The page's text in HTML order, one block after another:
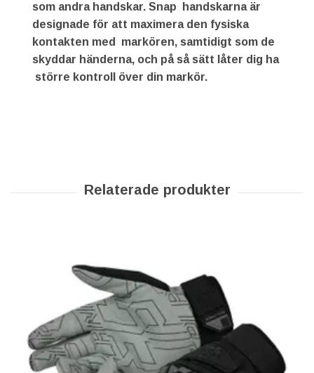
som andra handskar. Snap handskarna är
designade för att maximera den fysiska
kontakten med markören, samtidigt som de
skyddar händerna, och på så sätt låter dig ha
större kontroll över din markör.